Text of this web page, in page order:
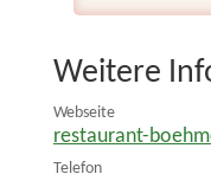
Weitere
Webseite
restaurant-
Telefon